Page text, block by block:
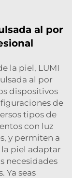
al por
la piel, LUMI
al por
dispositivos
de
tipos de
con luz
y permiten a
piel adaptar
necesidades
Ya seas